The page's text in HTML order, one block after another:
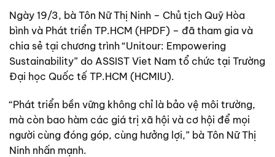
Ngày 19/3, bà Tôn Nữ Thị Ninh – Chủ tịch Quỹ Hòa
bình và Phát triển TP.HCM (HPDF) – đã tham gia và
chia sẻ tại chương trình “Unitour: Empowering
Sustainability” do ASSIST Viet Nam tổ chức tại Trường
Đại học Quốc tế TP.HCM (HCMIU).
“Phát triển bền vững không chỉ là bảo vệ môi trường,
mà còn bao hàm các giá trị xã hội và cơ hội để mọi
người cùng đóng góp, cùng hưởng lợi,” bà Tôn Nữ Thị
Ninh nhấn mạnh.